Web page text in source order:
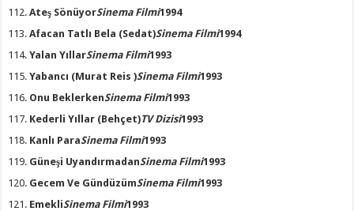
Ateş SönüyorSinema Filmi1994
Afacan Tatlı Bela (Sedat)Sinema Filmi1994
Yalan YıllarSinema Filmi1993
Yabancı (Murat Reis )Sinema Filmi1993
Onu BeklerkenSinema Filmi1993
Kederli Yıllar (Behçet)TV Dizisi1993
Kanlı ParaSinema Filmi1993
Güneşi UyandırmadanSinema Filmi1993
Gecem Ve GündüzümSinema Filmi1993
EmekliSinema Filmi1993